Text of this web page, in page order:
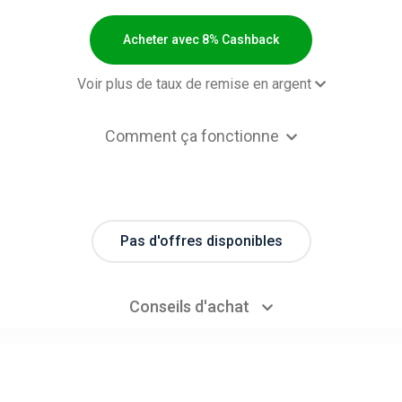
Acheter avec 8% Cashback
Voir plus de taux de remise en argent
Comment ça fonctionne
Pas d'offres disponibles
Conseils d'achat